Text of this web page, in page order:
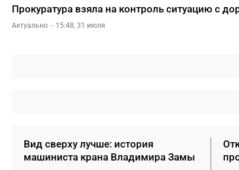
Прокуратура взяла на контроль ситуацию с
Актуально 15:48, 31 июля
Вид сверху лучше: история
машиниста крана Владимира Замы